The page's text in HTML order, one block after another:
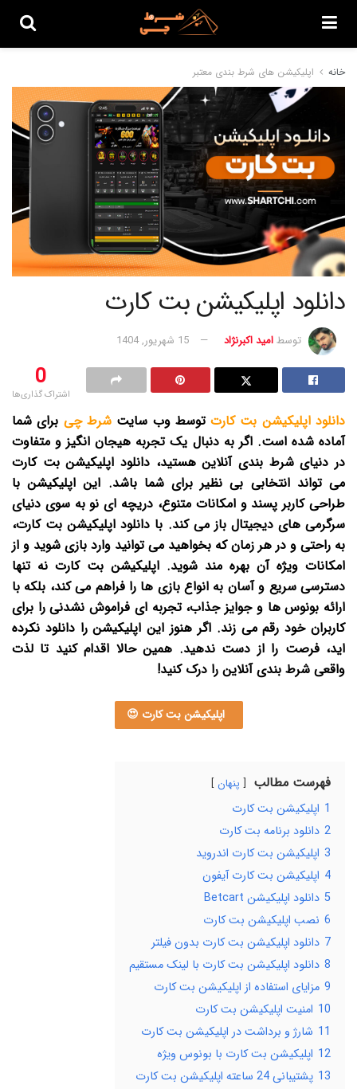
خانه اپلیکیشن های شرط بندی معتبر
دانلود اپلیکیشن بت کارت
توسطامید اکبرنژاد 15 شهریور, 1404
0
اشتراک گذاری‌ها
دانلود اپلیکیشن بت کارتتوسط وب سایتشرط چی برای شما
آماده شده است.اگر به دنبال یک تجربه هیجان انگیز و متفاوت
در دنیای شرط بندی آنلاین هستید، دانلود اپلیکیشن بت کارت
می تواند انتخابی بی نظیر برای شما باشد. این اپلیکیشن با
طراحی کاربر پسند و امکانات متنوع، دریچه ای نو به سوی دنیای
سرگرمی های دیجیتال باز می کند. با دانلود اپلیکیشن بت کارت،
به راحتی و در هر زمان که بخواهید می توانید وارد بازی شوید و از
امکانات ویژه آن بهره مند شوید. اپلیکیشن بت کارت نه تنها
دسترسی سریع و آسان به انواع بازی ها را فراهم می کند، بلکه با
ارائه بونوس ها و جوایز جذاب، تجربه ای فراموش نشدنی را برای
کاربران خود رقم می زند. اگر هنوز این اپلیکیشن را دانلود نکرده
اید، فرصت را از دست ندهید. همین حالا اقدام کنید تا لذت
واقعی شرط بندی آنلاین را درک کنید!
اپلیکیشن بت کارت 😍
فهرست مطالب پنهان
1 اپلیکیشن بت کارت
2 دانلود برنامه بت کارت
3 اپلیکیشن بت کارت اندروید
4 اپلیکیشن بت کارت آیفون
5 دانلود اپلیکیشن Betcart
6 نصب اپلیکیشن بت کارت
7 دانلود اپلیکیشن بت کارت بدون فیلتر
8 دانلود اپلیکیشن بت کارت با لینک مستقیم
9 مزایای استفاده از اپلیکیشن بت کارت
10 امنیت اپلیکیشن بت کارت
11 شارژ و برداشت در اپلیکیشن بت کارت
12 اپلیکیشن بت کارت با بونوس ویژه
13 پشتیبانی 24 ساعته اپلیکیشن بت کارت